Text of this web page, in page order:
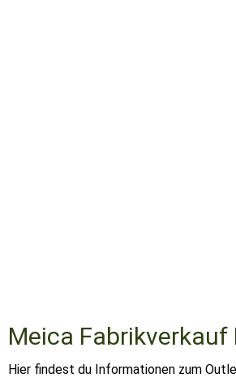
Meica Fabrikverkauf
Hier findest du Informationen zum